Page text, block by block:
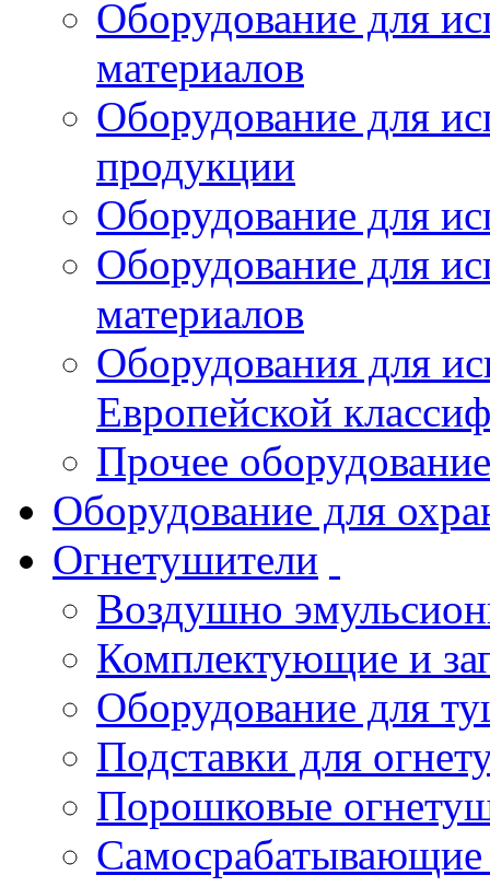
Оборудование для
материалов
Оборудование для
продукции
Оборудование для
Оборудование для
материалов
Оборудования для
Европейской
Прочее оборудование
Оборудование для
Огнетушители
Воздушно
Комплектующие и
Оборудование для
Подставки для
Порошковые